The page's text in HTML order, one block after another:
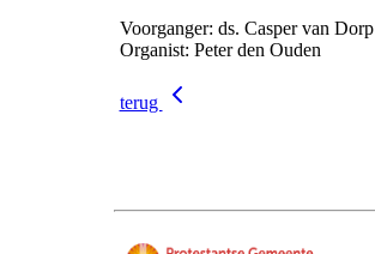
Voorganger: ds. Casper van Dorp
Organist: Peter den Ouden
terug